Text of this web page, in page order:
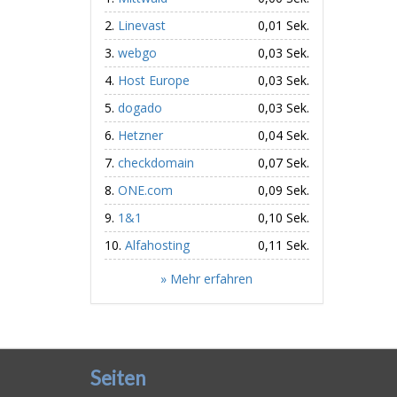
Linevast
0,01 Sek.
webgo
0,03 Sek.
Host Europe
0,03 Sek.
dogado
0,03 Sek.
Hetzner
0,04 Sek.
checkdomain
0,07 Sek.
ONE.com
0,09 Sek.
1&1
0,10 Sek.
Alfahosting
0,11 Sek.
» Mehr erfahren
Seiten